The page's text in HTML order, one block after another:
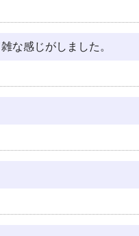
な感じがしました。